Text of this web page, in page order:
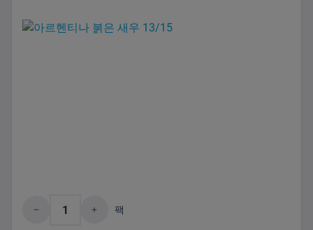
제품 수량: 원하는 값을 입력하거나 버튼
팩